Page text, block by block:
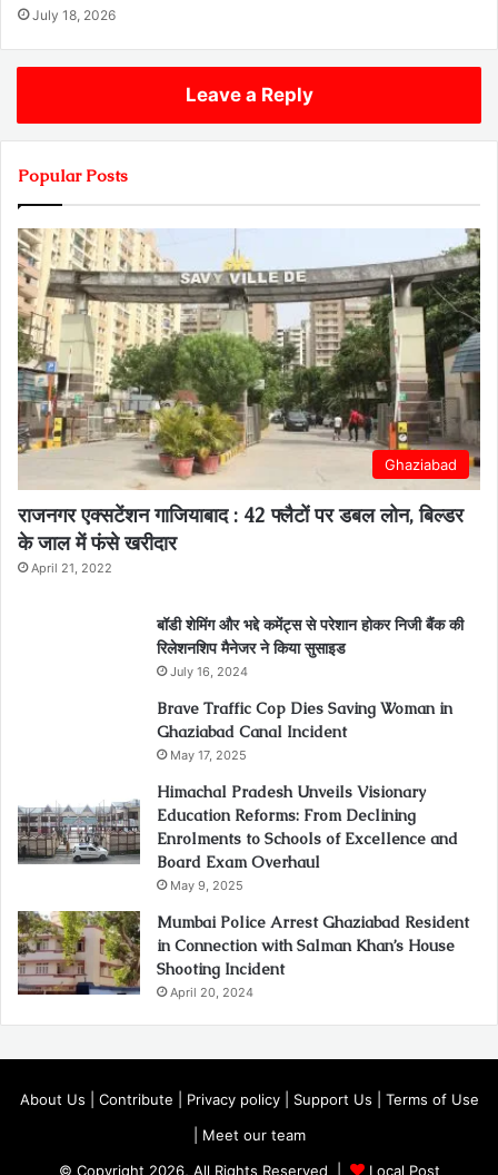
July 18, 2026
Leave a Reply
Popular Posts
Ghaziabad
राजनगर एक्सटेंशन गाजियाबाद : 42 फ्लैटों पर डबल लोन, बिल्डर
के जाल में फंसे खरीदार
April 21, 2022
बॉडी शेमिंग और भद्दे कमेंट्स से परेशान होकर निजी बैंक की
रिलेशनशिप मैनेजर ने किया सुसाइड
July 16, 2024
Brave Traffic Cop Dies Saving Woman in
Ghaziabad Canal Incident
May 17, 2025
Himachal Pradesh Unveils Visionary
Education Reforms: From Declining
Enrolments to Schools of Excellence and
Board Exam Overhaul
May 9, 2025
Mumbai Police Arrest Ghaziabad Resident
in Connection with Salman Khan’s House
Shooting Incident
April 20, 2024
About Us Contribute Privacy policy| Support Us
Terms of Use
Meet our team
© Copyright 2026, All Rights Reserved |
Local Post